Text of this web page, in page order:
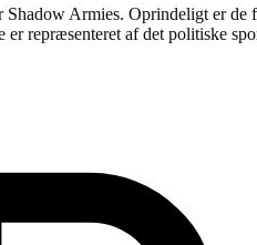
Armies. Oprindeligt er de
repræsenteret af det politiske